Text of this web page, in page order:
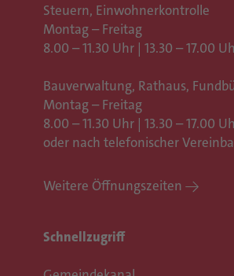
Steuern, Einwohnerkontrolle
Montag – Freitag
8.00 – 11.30 Uhr | 13.30 – 17.00
Bauverwaltung, Rathaus,
Montag – Freitag
8.00 – 11.30 Uhr | 13.30 – 17.00
oder nach telefonischer
Weitere Öffnungszeiten
Schnellzugriff